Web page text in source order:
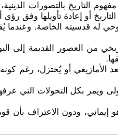
التاريخ بالتصورات
أو إعادة تأويلها وفق رؤى
له قدسيته الخاصة. وعندما
من العصور القديمة إلى
أو يُختزل، رغم كونه
ويمر بكل التحولات التي
ودون الاعتراف بأن